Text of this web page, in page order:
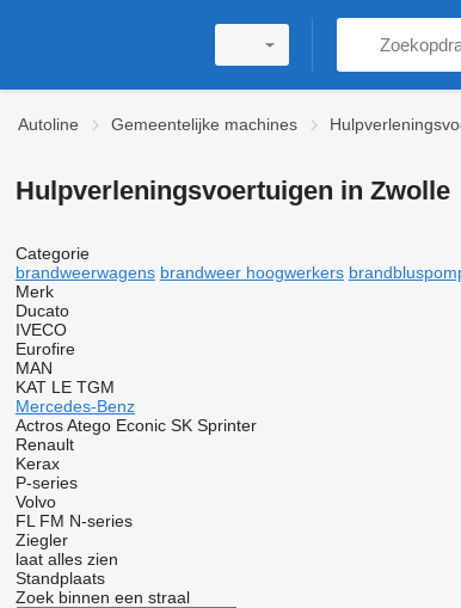
Autoline Gemeentelijke machines
Hulpverleningsvoertuigen in Zwolle
Categorie
brandweerwagens brandweer hoogwerkers
Merk
Ducato
IVECO
Eurofire
MAN
KAT LE TGM
Mercedes-Benz
Actros Atego Econic SK Sprinter
Renault
Kerax
P-series
Volvo
FL FM N-series
Ziegler
laat alles zien
Standplaats
Zoek binnen een straal